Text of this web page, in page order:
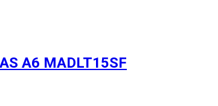
A6 MADLT15SF